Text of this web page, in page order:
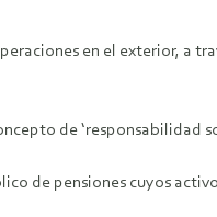
en el exterior, a
de ‘responsabilidad
de pensiones cuyos